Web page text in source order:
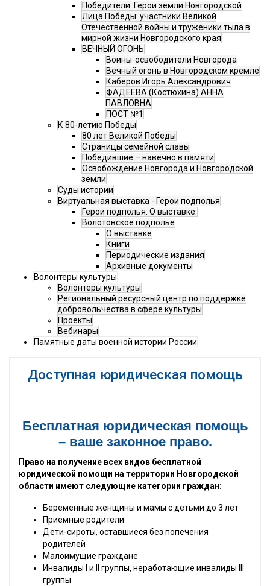
Победители. Герои земли Новгородской
Лица Победы: участники Великой
Отечественной войны и труженики тыла в
мирной жизни Новгородского края
ВЕЧНЫЙ ОГОНЬ
Воины-освободители Новгорода
Вечный огонь в Новгородском кремле
Каберов Игорь Александрович
ФАДЕЕВА (Костюхина) АННА
ПАВЛОВНА
ПОСТ №1
К 80-летию Победы
80 лет Великой Победы
Страницы семейной славы
Победившие – навечно в памяти
Освобождение Новгорода и Новгородской
земли
Суды истории
Виртуальная выставка - Герои подполья
Герои подполья. О выставке.
Волотовское подполье
О выставке
Книги
Периодические издания
Архивные документы
Волонтеры культуры
Волонтеры культуры
Региональный ресурсный центр по поддержке
добровольчества в сфере культуры
Проекты
Вебинары
Памятные даты военной истории России
Доступная юридическая помощь
Бесплатная юридическая помощь
–​ ваше законное право.
Право на получение всех видов бесплатной
юридической помощи на территории Новгородской
области имеют следующие категории граждан:
Беременные женщины и мамы с детьми до 3 лет
Приемные родители
Дети-сироты, оставшиеся без попечения
родителей
Малоимущие граждане
Инвалиды I и II группы, неработающие инвалиды III
группы